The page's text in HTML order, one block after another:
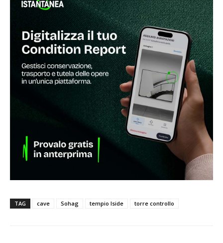
TAG cave Sohag tempio Iside torre controllo